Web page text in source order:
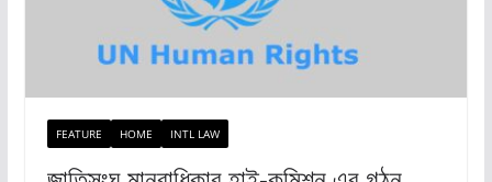
FEATURE HOME INTL LAW